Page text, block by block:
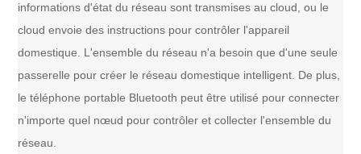
informations d'état du réseau sont transmises au cloud, ou le
cloud envoie des instructions pour contrôler l'appareil
domestique. L'ensemble du réseau n'a besoin que d'une seule
passerelle pour créer le réseau domestique intelligent. De plus,
le téléphone portable Bluetooth peut être utilisé pour connecter
n'importe quel nœud pour contrôler et collecter l'ensemble du
réseau.